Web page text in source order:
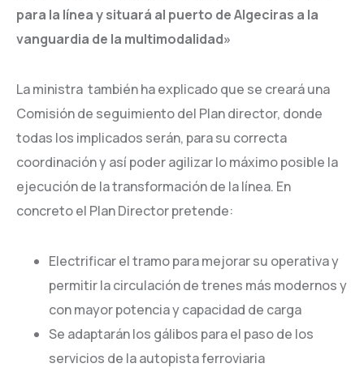
para la línea y situará al puerto de Algeciras a la
vanguardia de la multimodalidad»
La ministra también ha explicado que se creará una
Comisión de seguimiento del Plan director, donde
todas los implicados serán, para su correcta
coordinación y así poder agilizar lo máximo posible la
ejecución de la transformación de la línea. En
concreto el Plan Director pretende:
Electrificar el tramo para mejorar su operativa y
permitir la circulación de trenes más modernos y
con mayor potencia y capacidad de carga
Se adaptarán los gálibos para el paso de los
servicios de la autopista ferroviaria